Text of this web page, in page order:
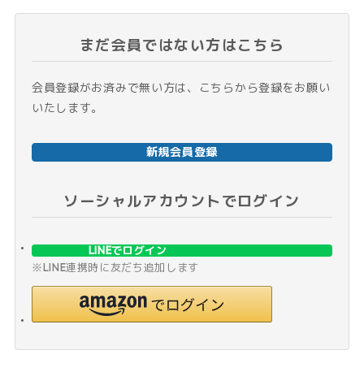
まだ会員ではない方はこちら
会員登録がお済みで無い方は、こちらから登録をお願い
いたします。
新規会員登録
ソーシャルアカウントでログイン
LINEでログイン
※LINE連携時に友だち追加します